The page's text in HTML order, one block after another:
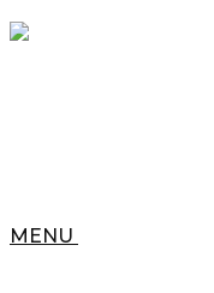
MENU